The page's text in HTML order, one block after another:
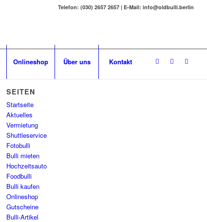
Telefon: (030) 2657 2657 | E-Mail: info@oldbulli.berlin
Onlineshop Über uns Kontakt
SEITEN
Startseite
Aktuelles
Vermietung
Shuttleservice
Fotobulli
Bulli mieten
Hochzeitsauto
Foodbulli
Bulli kaufen
Onlineshop
Gutscheine
Bulli-Artikel